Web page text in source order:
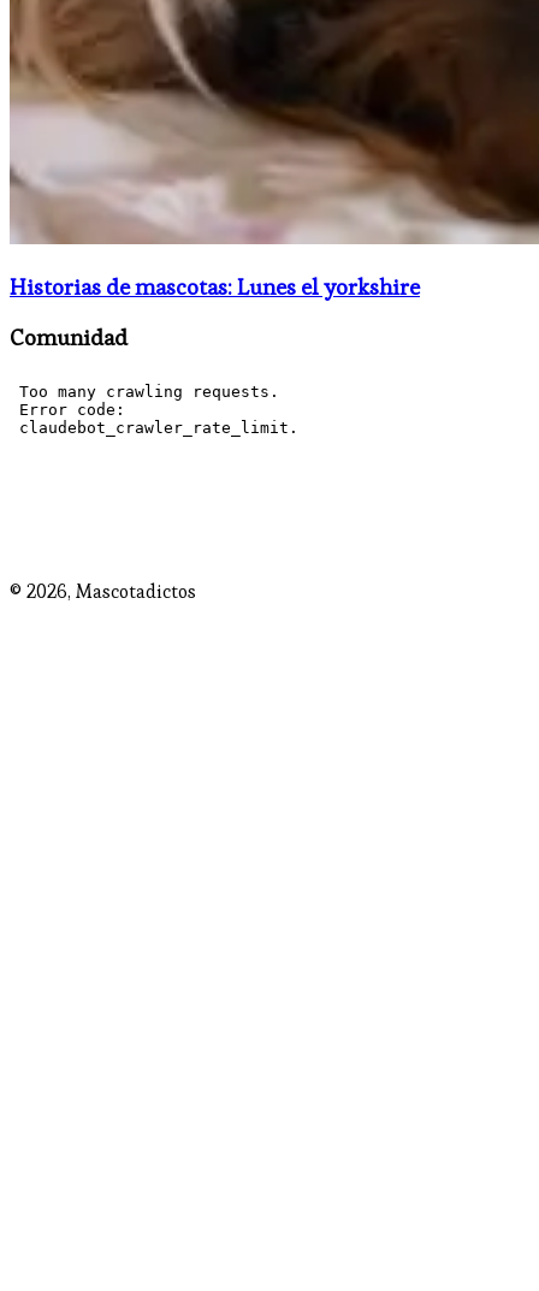
Historias de mascotas: Lunes el yorkshire
Comunidad
© 2026, Mascotadictos